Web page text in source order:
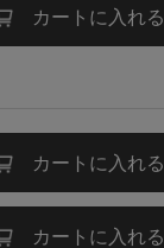
カートに入れる
カートに入れる
カートに入れる